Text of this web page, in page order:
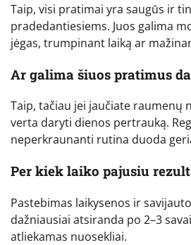
Taip, visi pratimai yra saugūs ir
pradedantiesiems. Juos galima
jėgas, trumpinant laiką ar
Ar galima šiuos pratimus
Taip, tačiau jei jaučiate raumenų
verta daryti dienos pertrauką.
neperkraunanti rutina duoda
Per kiek laiko pajusiu
Pastebimas laikysenos ir
dažniausiai atsiranda po 2–3
atliekamas nuosekliai.